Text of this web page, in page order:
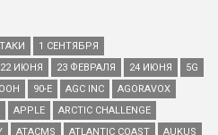
1 СЕНТЯБРЯ
22 ИЮНЯ 23 ФЕВРАЛЯ 24 ИЮНЯ
5G
90-Е AGC INC
AGORAVOX
APPLE
ARCTIC CHALLENGE
ATACMS ATLANTIC COAST
AUKUS